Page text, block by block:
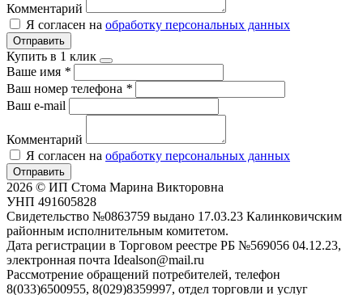
Комментарий
Я согласен на обработку персональных данных
Отправить
Купить в 1 клик
Ваше имя *
Ваш номер телефона *
Ваш e-mail
Комментарий
Я согласен на обработку персональных данных
Отправить
2026 © ИП Стома Марина Викторовна
УНП 491605828
Свидетельство №0863759 выдано 17.03.23 Калинковичским
районным исполнительным комитетом.
Дата регистрации в Торговом реестре РБ №569056 04.12.23,
электронная почта Idealson@mail.ru
Рассмотрение обращений потребителей, телефон
8(033)6500955, 8(029)8359997, отдел торговли и услуг